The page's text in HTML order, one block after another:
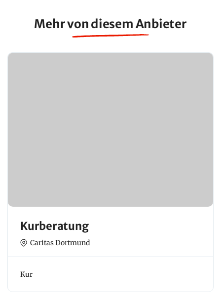
Mehr von diesem Anbieter
Kurberatung
Caritas Dortmund
Kur